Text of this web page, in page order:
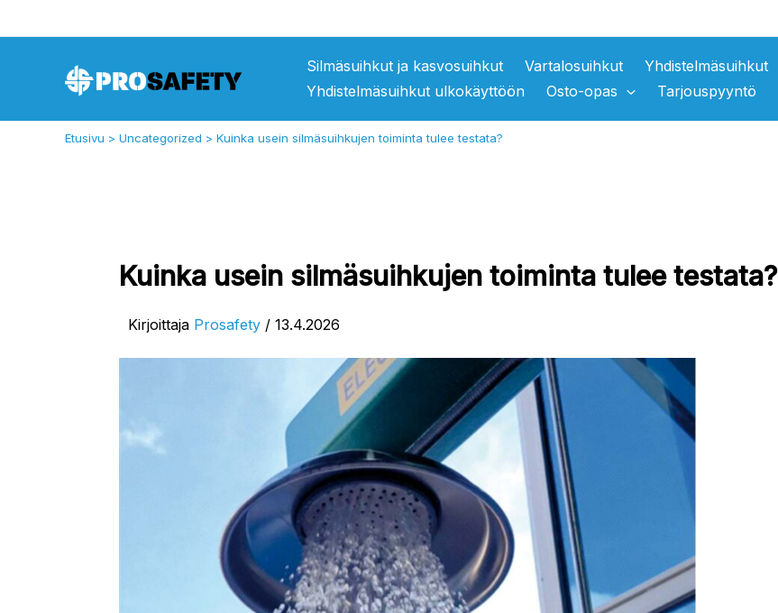
sisältöön
Silmäsuihkut ja kasvosuihkut Vartalosuihkut Yhdistelmäsuihkut
Yhdistelmäsuihkut ulkokäyttöön
Osto-opas Tarjouspyyntö
Etusivu Uncategorized Kuinka usein silmäsuihkujen toiminta tulee testata?
Kuinka usein silmäsuihkujen toiminta tulee testata?
Kirjoittaja Prosafety / 13.4.2026